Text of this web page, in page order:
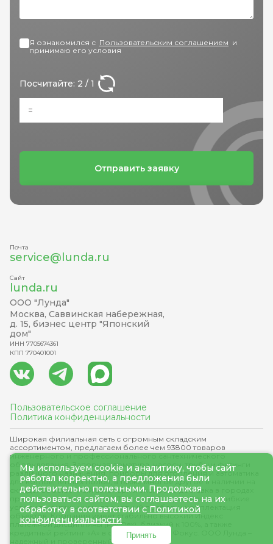
Я ознакомился с Пользовательским соглашением и
принимаю его условия
Посчитайте: 2 / 1
Отправить заявку
Мы используем cookie и аналитику, чтобы сайт
работал корректно, а предложения были
действительно полезными. Продолжая
пользоваться сайтом, вы соглашаетесь на их
обработку в соответствии с Политикой
конфиденциальности
Принять
Почта
service@lunda.ru
Сайт
lunda.ru
ООО "Лунда"
Москва, Саввинская набережная,
д. 15, бизнес центр "Японский
дом"
ИНН 7705674361
КПП 770401001
Пользовательское соглашение
Политика конфиденциальности
Широкая филиальная сеть с огромным складским
ассортиментом, предлагаем более чем 93800 товаров
инженерного и профессионального сантехнического
оборудования. Запорная арматура, насосы, трубы и фитинги
различного назначения, приборы для отопления и автоматика
для котлов, теплых полов, а также многое другое в наличии на
складе. Собственный автопарк и экспресс-доставка в городах
присутствия, а также через ТК в любой город России, гибкие
условия монтажникам, грамотный подбор и комплектация
объектов. Компания имеет стабильно высокий Индекс
платежной дисциплины (PayDex), близкий к 100%, а также
кредитный рейтинг «A» в системе Контур-Фокус. ООО Лунда –
надежный и проверенный поставщик.